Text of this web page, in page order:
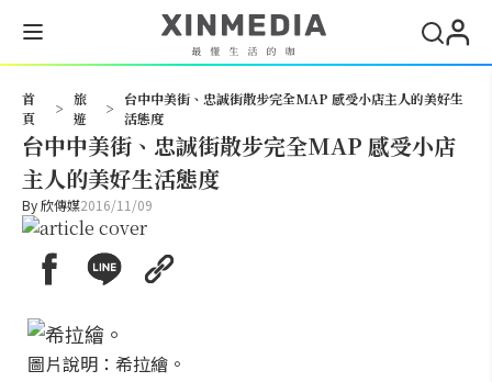
首
頁
>
旅
遊
>
台中中美街、忠誠街散步完全MAP 感受小店主人的美好生
活態度
台中中美街、忠誠街散步完全MAP 感受小店
主人的美好生活態度
By欣傳媒2016/11/09
圖片說明：希拉繪。